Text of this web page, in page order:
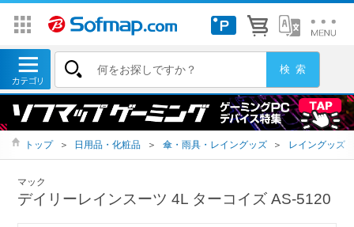
トップ ＞ 日用品・化粧品 ＞ 傘・雨具・レイングッズ ＞ レイングッズ
マック
デイリーレインスーツ 4L ターコイズ AS-5120